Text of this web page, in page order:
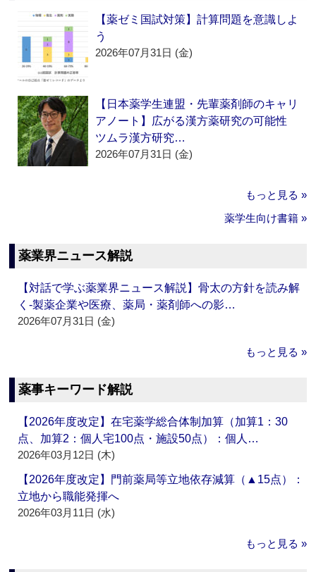
【薬ゼミ国試対策】計算問題を意識しよ
う
2026年07月31日 (金)
【日本薬学生連盟・先輩薬剤師のキャリ
アノート】広がる漢方薬研究の可能性
ツムラ漢方研究…
2026年07月31日 (金)
もっと見る »
薬学生向け書籍 »
薬業界ニュース解説
【対話で学ぶ薬業界ニュース解説】骨太の方針を読み解
く‐製薬企業や医療、薬局・薬剤師への影…
2026年07月31日 (金)
もっと見る »
薬事キーワード解説
【2026年度改定】在宅薬学総合体制加算（加算1：30
点、加算2：個人宅100点・施設50点）：個人…
2026年03月12日 (木)
【2026年度改定】門前薬局等立地依存減算（▲15点）：
立地から職能発揮へ
2026年03月11日 (水)
もっと見る »